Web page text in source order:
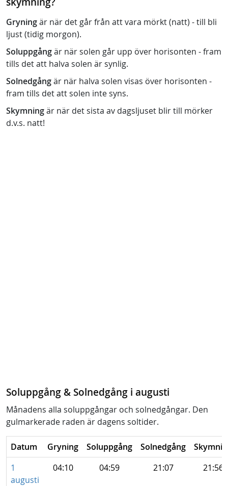
Gryningär när det går från att vara mörkt (natt) - till bli
ljust (tidig morgon).
Soluppgångär när solen går upp över horisonten - fram
tills det att halva solen är synlig.
Solnedgångär när halva solen visas över horisonten -
fram tills det att solen inte syns.
Skymningär när det sista av dagsljuset blir till mörker
d.v.s. natt!
Soluppgång & Solnedgång i augusti
Månadens alla soluppgångar och solnedgångar. Den
gulmarkerade raden är dagens soltider.
Datum Gryning Soluppgång Solnedgång
1
augusti
04:10 04:59 21:07 21:56